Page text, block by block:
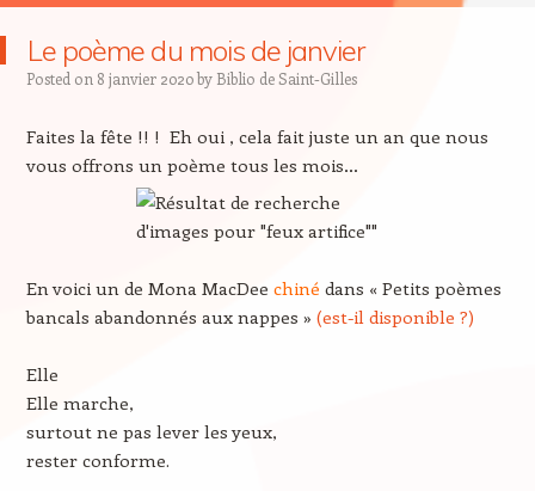
Le poème du mois de janvier
Posted on 8 janvier 2020by Biblio de Saint-Gilles
Faites la fête !! ! Eh oui , cela fait juste un an que nous
vous offrons un poème tous les mois…
En voici un de Mona MacDee chiné dans « Petits poèmes
bancals abandonnés aux nappes » (est-il disponible ?)
Elle
Elle marche,
surtout ne pas lever les yeux,
rester conforme.